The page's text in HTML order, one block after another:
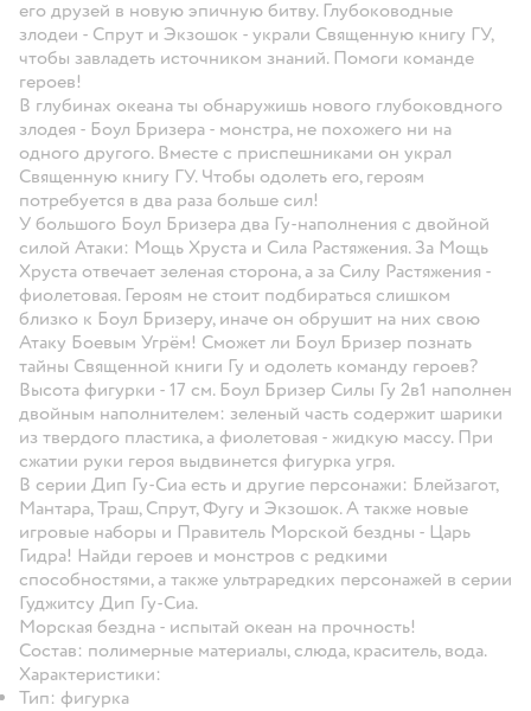
его друзей в новую эпичную битву. Глубоководные
злодеи - Спрут и Экзошок - украли Священную книгу ГУ,
чтобы завладеть источником знаний. Помоги команде
героев!
В глубинах океана ты обнаружишь нового глубоковдного
злодея - Боул Бризера - монстра, не похожего ни на
одного другого. Вместе с приспешниками он украл
Священную книгу ГУ. Чтобы одолеть его, героям
потребуется в два раза больше сил!
У большого Боул Бризера два Гу-наполнения с двойной
силой Атаки: Мощь Хруста и Сила Растяжения. За Мощь
Хруста отвечает зеленая сторона, а за Силу Растяжения -
фиолетовая. Героям не стоит подбираться слишком
близко к Боул Бризеру, иначе он обрушит на них свою
Атаку Боевым Угрём! Сможет ли Боул Бризер познать
тайны Священной книги Гу и одолеть команду героев?
Высота фигурки - 17 см. Боул Бризер Силы Гу 2в1 наполнен
двойным наполнителем: зеленый часть содержит шарики
из твердого пластика, а фиолетовая - жидкую массу. При
сжатии руки героя выдвинется фигурка угря.
В серии Дип Гу-Сиа есть и другие персонажи: Блейзагот,
Мантара, Траш, Спрут, Фугу и Экзошок. А также новые
игровые наборы и Правитель Морской бездны - Царь
Гидра! Найди героев и монстров с редкими
способностями, а также ультраредких персонажей в серии
Гуджитсу Дип Гу-Сиа.
Морская бездна - испытай океан на прочность!
Состав: полимерные материалы, слюда, краситель, вода.
Характеристики:
Тип: фигурка